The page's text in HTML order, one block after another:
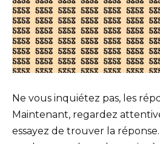
Ne vous inquiétez pas, les
Maintenant, regardez
essayez de trouver la